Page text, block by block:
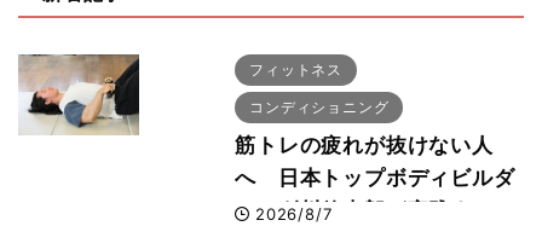
フィットネス
コンディショニング
筋トレの疲れが抜けない人
へ 日本トップボディビルダ
ー・刈川啓志郎が実践する
2026/8/7